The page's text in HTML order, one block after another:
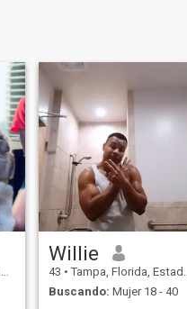
Willie
43 • Tampa, Florida, Estados Unidos
Buscando: Mujer 18 - 40